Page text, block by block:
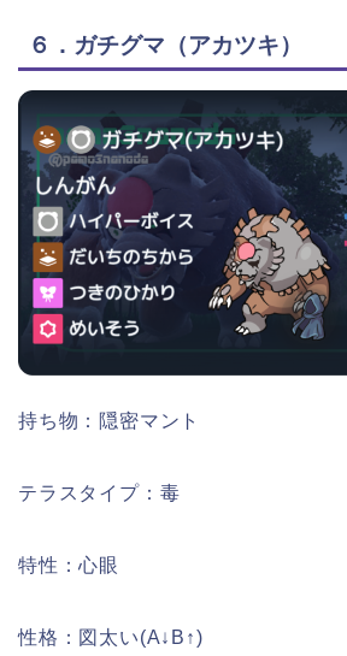
６．ガチグマ（アカツキ）
持ち物：隠密マント
テラスタイプ：毒
特性：心眼
性格：図太い(A↓B↑)